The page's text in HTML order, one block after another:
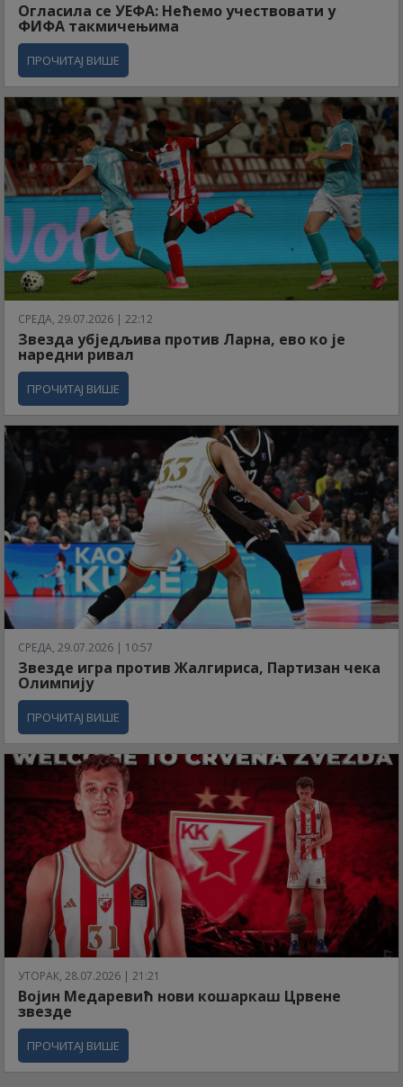
Огласила се УЕФА: Нећемо учествовати у
ФИФА такмичењима
ПРОЧИТАЈ ВИШЕ
СРЕДА, 29.07.2026 | 22:12
Звезда убједљива против Ларна, ево ко је
наредни ривал
ПРОЧИТАЈ ВИШЕ
СРЕДА, 29.07.2026 | 10:57
Звезде игра против Жалгириса, Партизан чека
Олимпију
ПРОЧИТАЈ ВИШЕ
УТОРАК, 28.07.2026 | 21:21
Војин Медаревић нови кошаркаш Црвене
звезде
ПРОЧИТАЈ ВИШЕ